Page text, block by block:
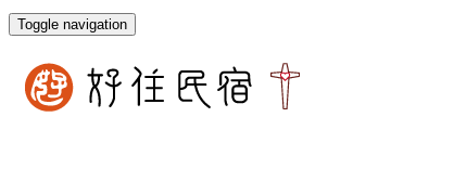
Toggle navigation